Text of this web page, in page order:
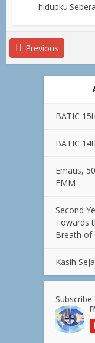
hidupku
Previous
BATIC
BATIC
Emaus,
FMM
Second
Towards
Breath of
Kasih
Subscribe